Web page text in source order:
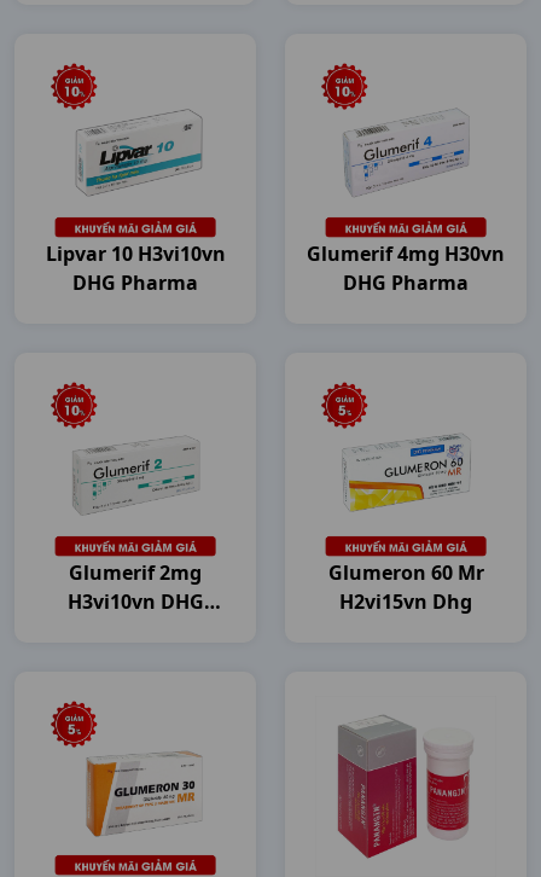
Lipvar 10 H3vi10vn
DHG Pharma
Glumerif 4mg H30vn
DHG Pharma
Glumerif 2mg
H3vi10vn DHG
Glumeron 60 Mr
H2vi15vn Dhg